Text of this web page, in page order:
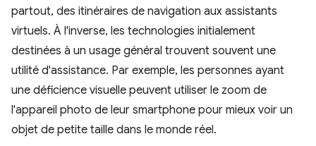
partout, des itinéraires de navigation aux assistants
virtuels. À l'inverse, les technologies initialement
destinées à un usage général trouvent souvent une
utilité d'assistance. Par exemple, les personnes ayant
une déficience visuelle peuvent utiliser le zoom de
l'appareil photo de leur smartphone pour mieux voir un
objet de petite taille dans le monde réel.